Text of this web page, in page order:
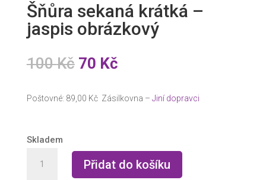
Šňůra sekaná krátká –
jaspis obrázkový
100Kč Původní
byla:
70 KčAktuální
je:
Poštovné: 89,00 Kč Zásilkovna – Jiní dopravci
Skladem
Přidat do košíku